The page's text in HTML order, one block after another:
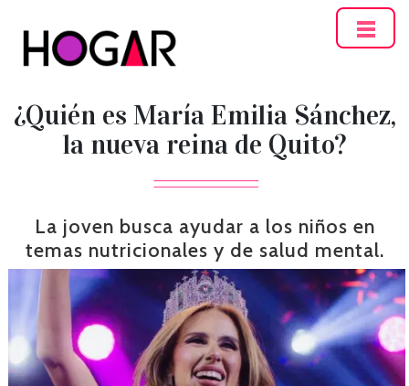
¿Quién es María Emilia Sánchez,
la nueva reina de Quito?
La joven busca ayudar a los niños en
temas nutricionales y de salud mental.